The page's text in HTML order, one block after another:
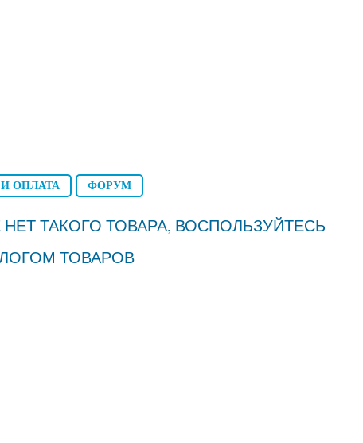
ОПЛАТА ФОРУМ
ТАКОГО ТОВАРА, ВОСПОЛЬЗУЙТЕСЬ
ТОВАРОВ